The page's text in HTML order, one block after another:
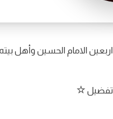
اربعين الامام الحسين وأهل
تفضيل